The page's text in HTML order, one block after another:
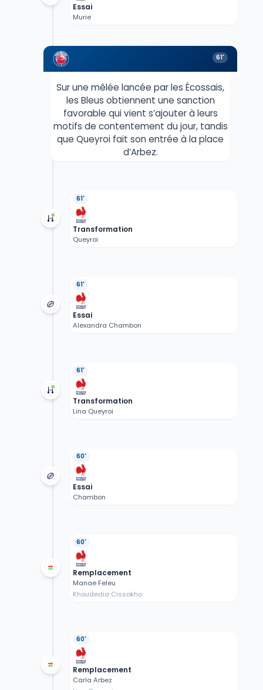
Essai
Murie
61'
Sur une mêlée lancée par les Écossais,
les Bleus obtiennent une sanction
favorable qui vient s’ajouter à leurs
motifs de contentement du jour, tandis
que Queyroi fait son entrée à la place
d’Arbez.
61'
Transformation
Queyroi
61'
Essai
Alexandra Chambon
61'
Transformation
Lina Queyroi
60'
Essai
Chambon
60'
Remplacement
Manae Feleu
Khoudedia Cissokho
60'
Remplacement
Carla Arbez